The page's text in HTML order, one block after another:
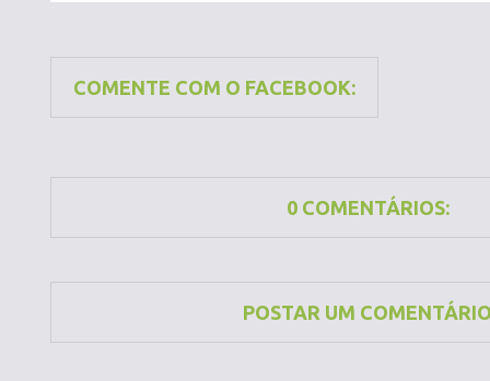
COMENTE COM O FACEBOOK:
0 COMENTÁRIOS:
POSTAR UM